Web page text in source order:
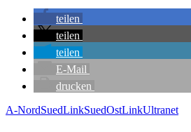
tei­len
tei­len
tei­len
E‑Mail
dru­cken
A-NordSuedLinkSuedOstLinkUltranet